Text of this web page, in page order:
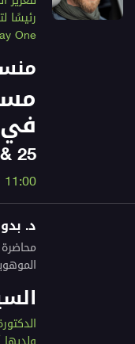
رئيسًا
One.
في
25 & 26 نوفمبر 2024
11:00 ص – 12:00 م & 1:00 م – 3:00 م
د.